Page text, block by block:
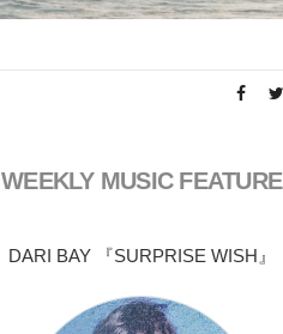
WEEKLY MUSIC FEATURE
DARI BAY 『SURPRISE WISH』